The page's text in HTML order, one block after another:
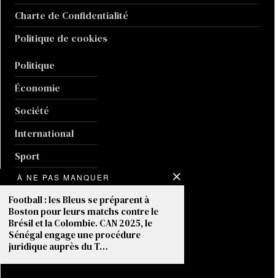
Charte de Confidentialité
Politique de cookies
Politique
Économie
Société
International
Sport
Culture
Guerre en Ukraine
Climat
À NE PAS MANQUER
Football : les Bleus se préparent à
Boston pour leurs matchs contre le
Brésil et la Colombie. CAN 2025, le
Sénégal engage une procédure
juridique auprès du T…